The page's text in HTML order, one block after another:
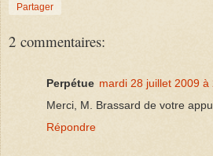
Partager
2 commentaires:
Perpétue mardi 28 juillet 2009
Merci, M. Brassard de votre
Répondre